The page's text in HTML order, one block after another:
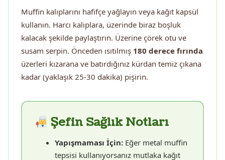
Muffin kalıplarını hafifçe yağlayın veya kağıt kapsül
kullanın. Harcı kalıplara, üzerinde biraz boşluk
kalacak şekilde paylaştırın. Üzerine çörek otu ve
susam serpin. Önceden ısıtılmış 180 derece fırında
üzerleri kızarana ve batırdığınız kürdan temiz çıkana
kadar (yaklaşık 25-30 dakika) pişirin.
Şefin Sağlık Notları
Yapışmaması İçin: Eğer metal muffin
tepsisi kullanıyorsanız mutlaka kağıt